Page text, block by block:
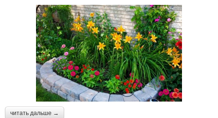
читать дальше →